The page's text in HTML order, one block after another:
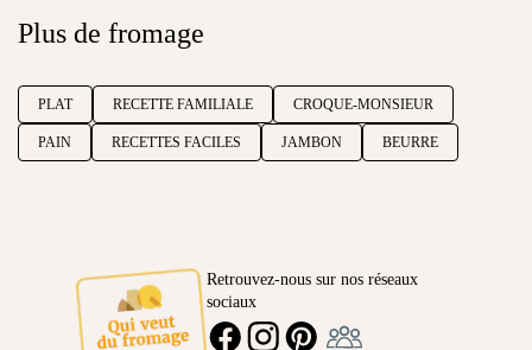
Plus de fromage
PLAT RECETTE FAMILIALE CROQUE-MONSIEUR
PAIN RECETTES FACILES JAMBON BEURRE
Retrouvez-nous sur nos réseaux
sociaux
FACEBOOKINSTAGRAMPINTEREST